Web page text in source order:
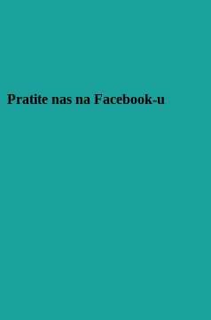
Pratite nas na Facebook-u